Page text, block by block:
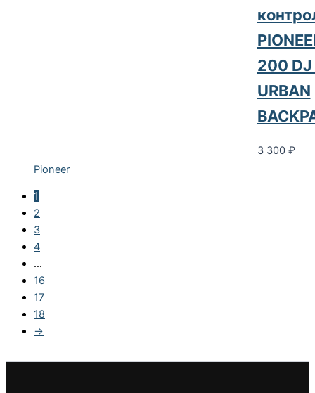
Pioneer
200 DJ
URBAN
3 300 ₽
1
2
3
4
…
16
17
18
→